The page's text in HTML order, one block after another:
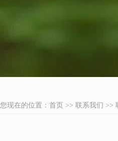
您现在的位置： 首页 联系我们